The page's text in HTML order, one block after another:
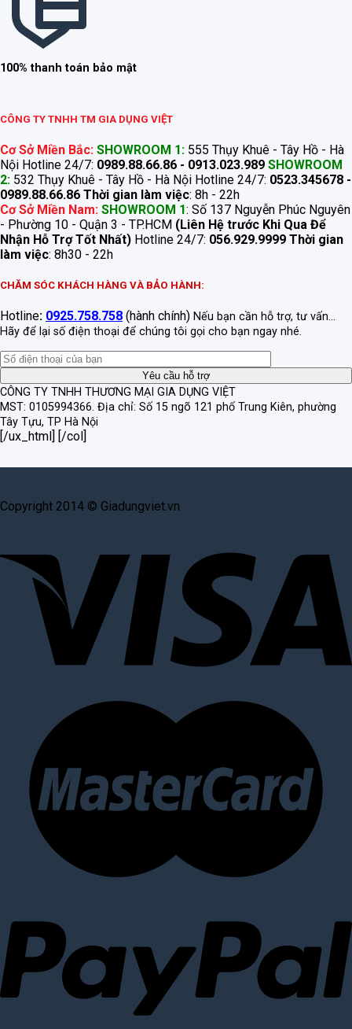
100% thanh toán bảo mật
CÔNG TY TNHH TM GIA DỤNG VIỆT
Cơ Sở Miền Bắc: SHOWROOM 1: 555 Thụy Khuê - Tây Hồ - Hà
Nội Hotline 24/7: 0989.88.66.86 - 0913.023.989 SHOWROOM
2: 532 Thụy Khuê - Tây Hồ - Hà Nội Hotline 24/7: 0523.345678 -
0989.88.66.86 Thời gian làm việc: 8h - 22h
Cơ Sở Miền Nam: SHOWROOM 1: Số 137 Nguyễn Phúc Nguyên
- Phường 10 - Quận 3 - TP.HCM (Liên Hệ trước Khi Qua Để
Nhận Hỗ Trợ Tốt Nhất) Hotline 24/7: 056.929.9999 Thời gian
làm việc: 8h30 - 22h
CHĂM SÓC KHÁCH HÀNG VÀ BẢO HÀNH:
Hotline: 0925.758.758 (hành chính) Nếu bạn cần hỗ trợ, tư vấn...
Hãy để lại số điện thoại để chúng tôi gọi cho bạn ngay nhé.
CÔNG TY TNHH THƯƠNG MẠI GIA DỤNG VIỆT
MST: 0105994366. Địa chỉ: Số 15 ngõ 121 phố Trung Kiên, phường
Tây Tựu, TP Hà Nội
[/ux_html] [/col]
Copyright 2014 © Giadungviet.vn